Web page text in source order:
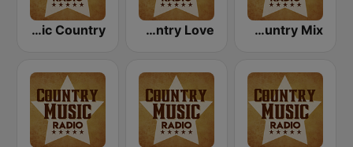
Country Music Radio - Country Mix
Country Music Radio - Country Love
Country Music Radio - Classic Country